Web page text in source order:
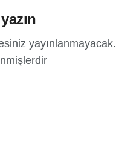
yayınlanmayacak.